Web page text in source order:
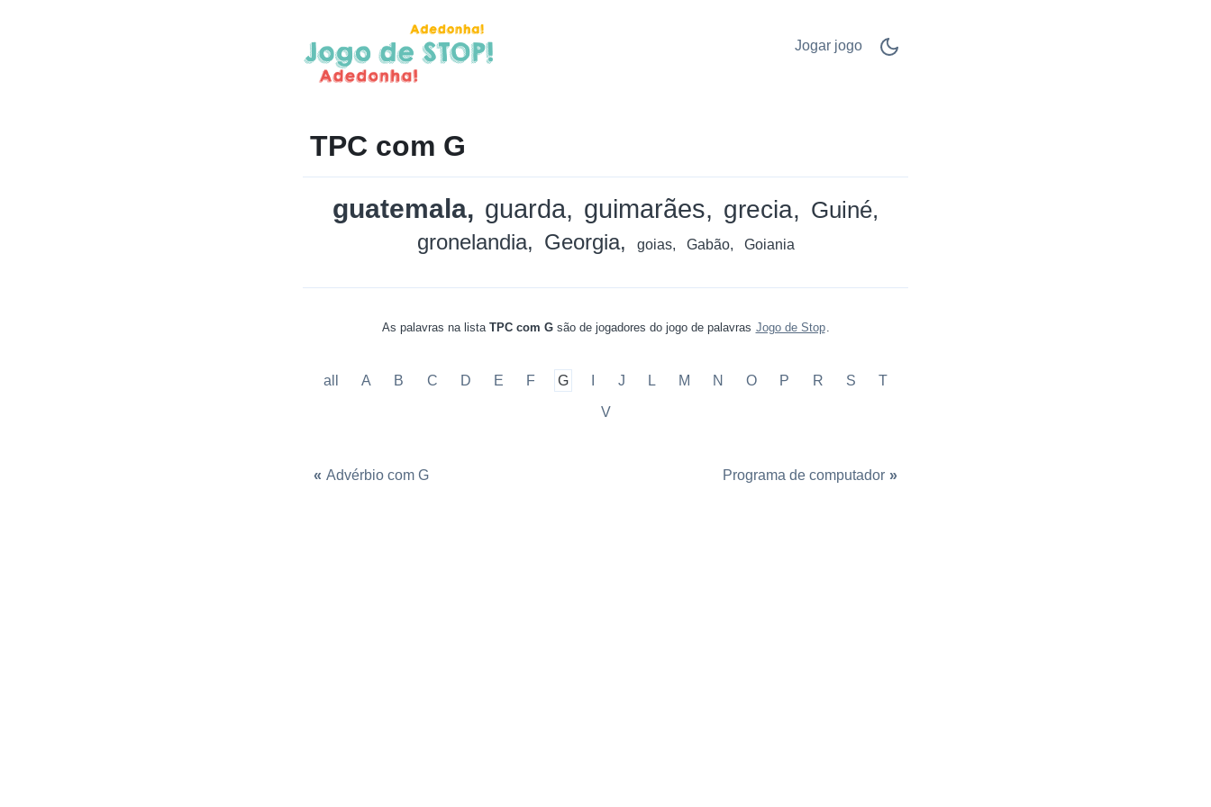
Jogar jogo
TPC com G
guatemala guarda guimarães grecia Guiné
gronelandia Georgia goias Gabão Goiania
As palavras na lista TPC com Gsão de jogadores do jogo de palavras Jogo de Stop.
all A B C D E F G J L M N O P R S T
V
« Advérbio com G Programa de computador »